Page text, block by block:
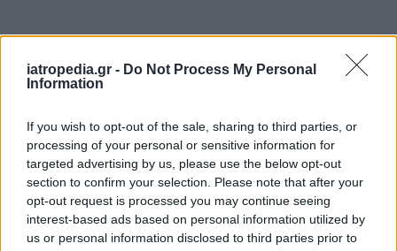
iatropedia.gr - Do Not Process My Personal
Information
If you wish to opt-out of the sale, sharing to third parties, or
processing of your personal or sensitive information for
targeted advertising by us, please use the below opt-out
section to confirm your selection. Please note that after your
opt-out request is processed you may continue seeing
interest-based ads based on personal information utilized by
us or personal information disclosed to third parties prior to
ΡΟΗ ΕΙΔΗΣΕΩΝ
ΥΓΕΙΑ 07 Αυγούστου 2026 20:01
Καύσωνας: Οι κίνδυνοι για όσους κάνουν θεραπεία
για διαβήτη και παχυσαρκία